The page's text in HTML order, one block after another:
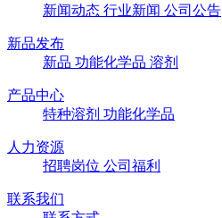
新闻动态 行业新闻 公司公告
新品发布
新品 功能化学品 溶剂
产品中心
特种溶剂 功能化学品
人力资源
招聘岗位 公司福利
联系我们